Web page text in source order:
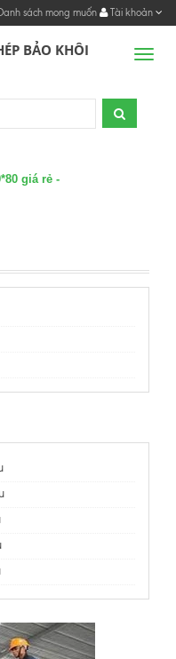
Danh sách mong muốn Tài khoản
BẢO KHÔI
giá rẻ -